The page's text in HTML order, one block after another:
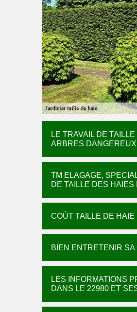
LE TRAVAIL DE
ARBRES
TM ELAGAGE,
DE TAILLE DES
COÛT TAILLE DE HAIE
BIEN ENTRETENIR
LES INFORMATIONS
DANS LE 22980 ET